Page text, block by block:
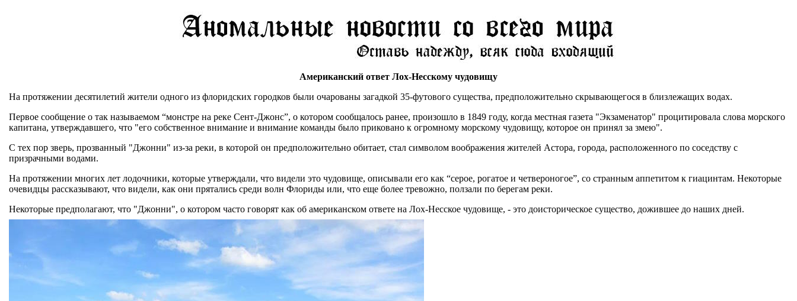
Американский ответ Лох-Несскому чудовищу
На протяжении десятилетий жители одного из флоридских городков были очарованы загадкой 35-футового существа, предположительно скрывающегося в близлежащих водах.
Первое сообщение о так называемом “монстре на реке Сент-Джонс”, о котором сообщалось ранее, произошло в 1849 году, когда местная газета "Экзаменатор" процитировала слова морского
капитана, утверждавшего, что "его собственное внимание и внимание команды было приковано к огромному морскому чудовищу, которое он принял за змею".
С тех пор зверь, прозванный "Джонни" из-за реки, в которой он предположительно обитает, стал символом воображения жителей Астора, города, расположенного по соседству с
призрачными водами.
На протяжении многих лет лодочники, которые утверждали, что видели это чудовище, описывали его как “серое, рогатое и четвероногое”, со странным аппетитом к гиацинтам. Некоторые
очевидцы рассказывают, что видели, как они прятались среди волн Флориды или, что еще более тревожно, ползали по берегам реки.
Некоторые предполагают, что "Джонни", о котором часто говорят как об американском ответе на Лох-Несское чудовище, - это доисторическое существо, дожившее до наших дней.